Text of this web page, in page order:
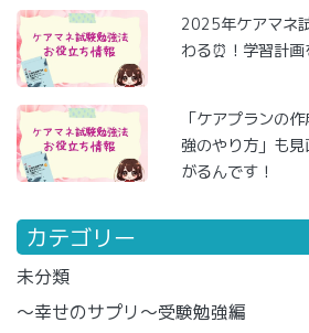
2025年ケアマネ
わる⏰！学習計画
「ケアプランの
強のやり方」も
がるんです！
カテゴリー
未分類
～幸せのサプリ～受験勉強編